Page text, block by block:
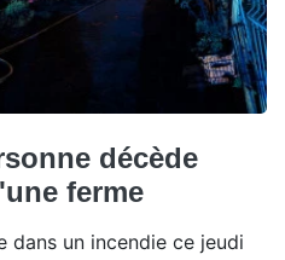
décède
ferme
dans un incendie ce jeudi